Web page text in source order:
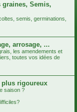
graines, Semis,
semis, germinations,
arrosage, ...
les amendements et
toutes vos idées de
plus rigoureux
saison ?